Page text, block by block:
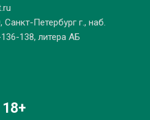
Санкт-Петербург г., наб.
138, литера АБ
18+